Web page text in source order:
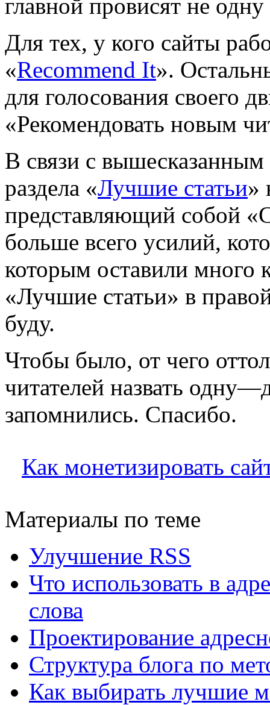
главной провисят не
Для тех, у кого сайты
«Recommend It».
для голосования своего
«Рекомендовать новым
В связи с
раздела «Лучшие статьи»
представляющий собой
больше всего усилий,
которым оставили много
«Лучшие статьи» в
буду.
Чтобы было, от чего
читателей назвать
запомнились. Спасибо.
Как монетизировать
Материалы по теме
Улучшение RSS
Что использовать в
слова
Проектирование
Структура блога по
Как выбирать лучшие